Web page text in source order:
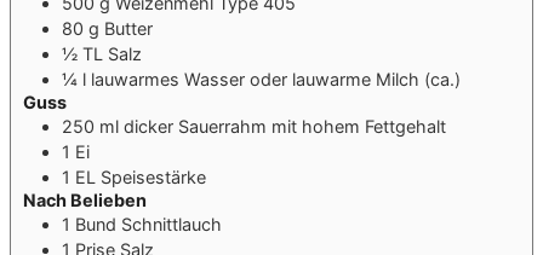
80 g Butter
½ TL Salz
¼ l lauwarmes Wasser oder lauwarme Milch (ca.)
Guss
250 ml dicker Sauerrahm mit hohem Fettgehalt
1 Ei
1 EL Speisestärke
Nach Belieben
1 Bund Schnittlauch
1 Prise Salz